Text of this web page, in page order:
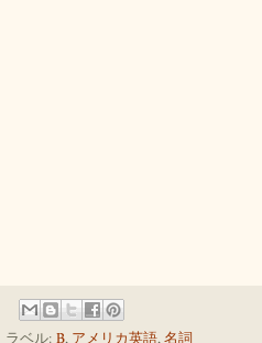
ラベル: B, アメリカ英語,名詞